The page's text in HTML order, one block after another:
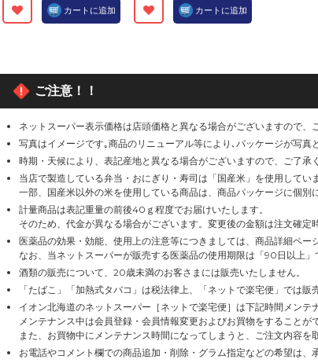
カートに追加 カートに追加
ご注意！！
ネットスーパー表示価格は店頭価格と異なる場合がございますので、
写真はイメージです｡商品のリニューアル等により､パッケージが写真
時期・天候により、表記産地と異なる場合がございますので、ご了承
当店で製造している弁当・おにぎり・寿司は「国産米」を使用していま
一部、国産米以外の米を使用している商品は、商品パッケージに個別
計量商品は表記重量の前後40ｇ程度でお届けいたします。
そのため、代金が異なる場合がございます。変更後の金額は注文確
医薬品の効果・効能、使用上の注意等につきましては、商品詳細ペー
なお、当ネットスーパーが販売する医薬品の使用期限は「90日以上」
酒類の販売について、20歳未満のお客さまには販売いたしません。
「たばこ」「加熱式タバコ」は税法律上、「ネットで楽宅便」では
イオン北海道のネットスーパー［ネットで楽宅便］は下記時間メンテ
メンテナンス中は会員登録・会員情報変更およびお買物をすることが
また、お買物中にメンテナンス時間になってしまうと、ご注文内容
お電話やコメント欄での商品追加・削除・グラム指定などの希望は、